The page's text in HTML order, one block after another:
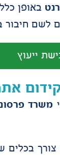
באופן
חיבור
ייעוץ
משרד
בכלים